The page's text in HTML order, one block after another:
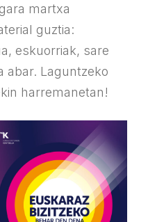
martxa
guztia:
eskuorriak, sare
abar. Laguntzeko
harremanetan!